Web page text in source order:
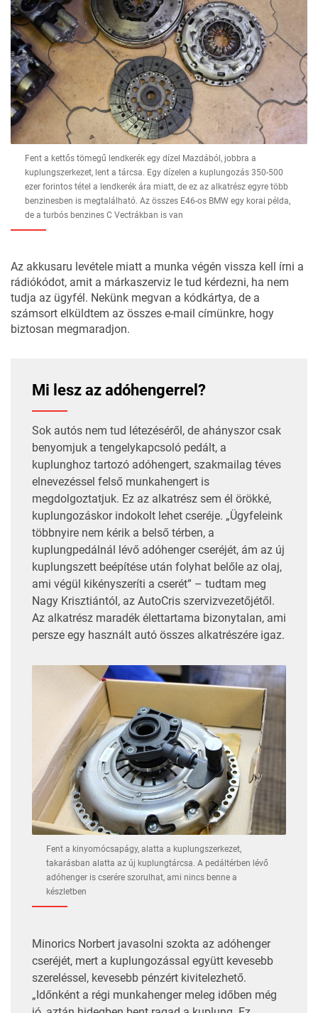
Fent a kettős tömegű lendkerék egy dízel Mazdából, jobbra a
kuplungszerkezet, lent a tárcsa. Egy dízelen a kuplungozás 350-500
ezer forintos tétel a lendkerék ára miatt, de ez az alkatrész egyre több
benzinesben is megtalálható. Az összes E46-os BMW egy korai példa,
de a turbós benzines C Vectrákban is van
Az akkusaru levétele miatt a munka végén vissza kell írni a
rádiókódot, amit a márkaszerviz le tud kérdezni, ha nem
tudja az ügyfél. Nekünk megvan a kódkártya, de a
számsort elküldtem az összes e-mail címünkre, hogy
biztosan megmaradjon.
Mi lesz az adóhengerrel?
Sok autós nem tud létezéséről, de ahányszor csak
benyomjuk a tengelykapcsoló pedált, a
kuplunghoz tartozó adóhengert, szakmailag téves
elnevezéssel felső munkahengert is
megdolgoztatjuk. Ez az alkatrész sem él örökké,
kuplungozáskor indokolt lehet cseréje. „Ügyfeleink
többnyire nem kérik a belső térben, a
kuplungpedálnál lévő adóhenger cseréjét, ám az új
kuplungszett beépítése után folyhat belőle az olaj,
ami végül kikényszeríti a cserét” – tudtam meg
Nagy Krisztiántól, az AutoCris szervizvezetőjétől.
Az alkatrész maradék élettartama bizonytalan, ami
persze egy használt autó összes alkatrészére igaz.
Fent a kinyomócsapágy, alatta a kuplungszerkezet,
takarásban alatta az új kuplungtárcsa. A pedáltérben lévő
adóhenger is cserére szorulhat, ami nincs benne a
készletben
Minorics Norbert javasolni szokta az adóhenger
cseréjét, mert a kuplungozással együtt kevesebb
szereléssel, kevesebb pénzért kivitelezhető.
„Időnként a régi munkahenger meleg időben még